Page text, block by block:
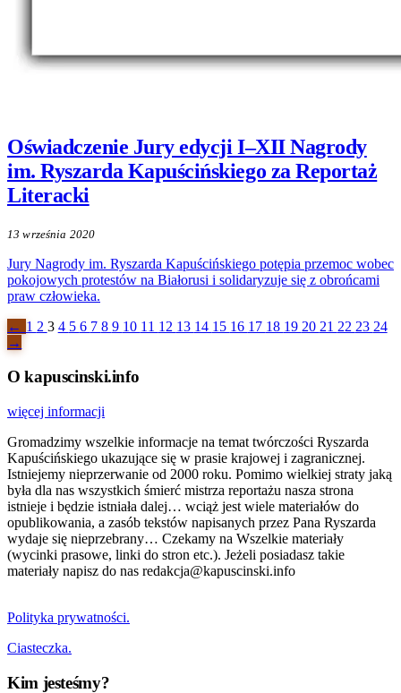
Oświadczenie Jury edycji I–XII Nagrody
im. Ryszarda Kapuścińskiego za Reportaż
Literacki
13 września 2020
Jury Nagrody im. Ryszarda Kapuścińskiego potępia przemoc wobec
pokojowych protestów na Białorusi i solidaryzuje się z obrońcami
praw człowieka.
← 1 2 3 4 5 6 7 8 9 10 11 12 13 14 15 16 17 18 19 20 21 22 23 24
→
O kapuscinski.info
więcej informacji
Gromadzimy wszelkie informacje na temat twórczości Ryszarda
Kapuścińskiego ukazujące się w prasie krajowej i zagranicznej.
Istniejemy nieprzerwanie od 2000 roku. Pomimo wielkiej straty jaką
była dla nas wszystkich śmierć mistrza reportażu nasza strona
istnieje i będzie istniała dalej… wciąż jest wiele materiałów do
opublikowania, a zasób tekstów napisanych przez Pana Ryszarda
wydaje się nieprzebrany… Czekamy na Wszelkie materiały
(wycinki prasowe, linki do stron etc.). Jeżeli posiadasz takie
materiały napisz do nas redakcja@kapuscinski.info
Polityka prywatności.
Ciasteczka.
Kim jesteśmy?